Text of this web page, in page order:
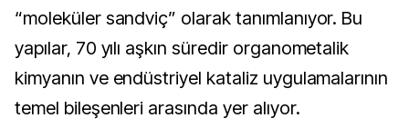
“moleküler sandviç” olarak tanımlanıyor. Bu
yapılar, 70 yılı aşkın süredir organometalik
kimyanın ve endüstriyel kataliz uygulamalarının
temel bileşenleri arasında yer alıyor.